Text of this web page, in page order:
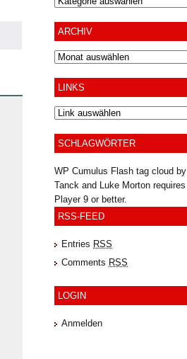
ARCHIV
Archiv
LINKS
SCHLAGWÖRTER
WP Cumulus Flash tag cloud by
Tanck and Luke Morton requires
Player9 or better.
RSS-FEED
Entries RSS
Comments RSS
LOGIN
Anmelden